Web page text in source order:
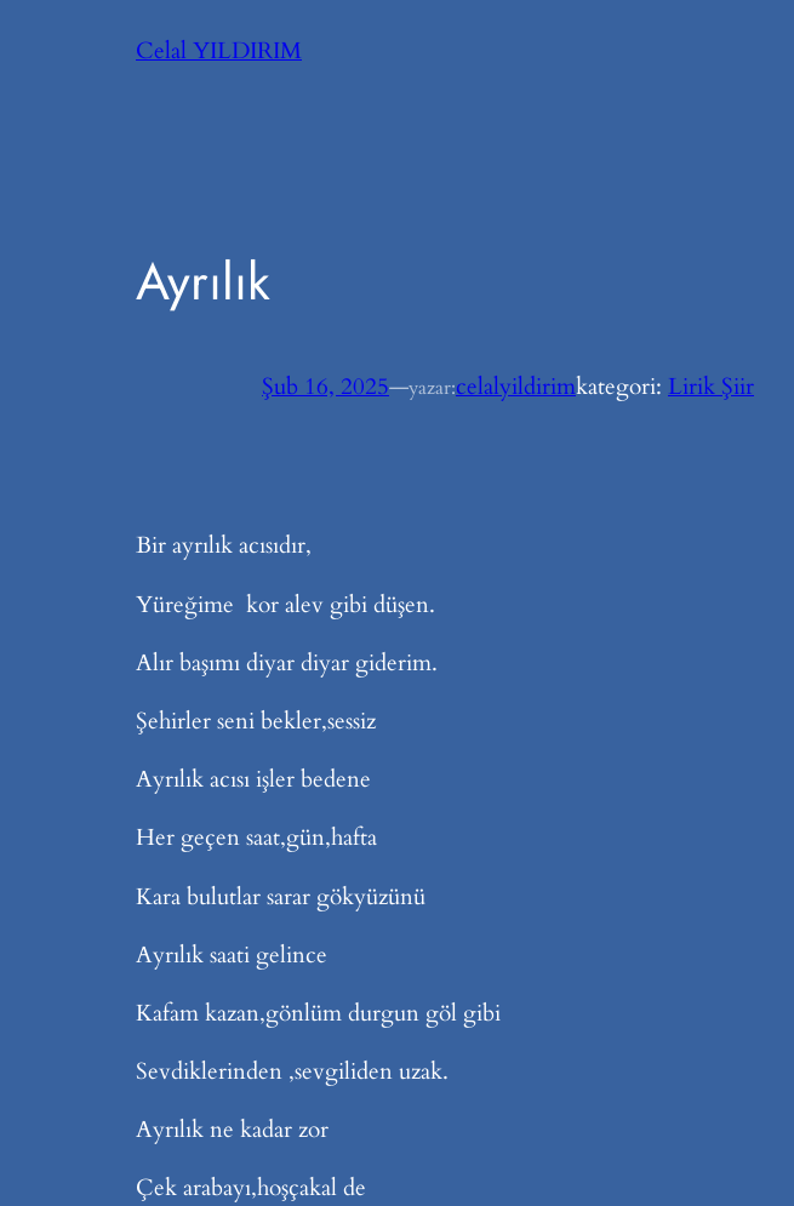
Celal YILDIRIM
Ayrılık
Şub 16, 2025—yazar:celalyildirimkategori: Lirik Şiir
Bir ayrılık acısıdır,
Yüreğime kor alev gibi düşen.
Alır başımı diyar diyar giderim.
Şehirler seni bekler,sessiz
Ayrılık acısı işler bedene
Her geçen saat,gün,hafta
Kara bulutlar sarar gökyüzünü
Ayrılık saati gelince
Kafam kazan,gönlüm durgun göl gibi
Sevdiklerinden ,sevgiliden uzak.
Ayrılık ne kadar zor
Çek arabayı,hoşçakal de